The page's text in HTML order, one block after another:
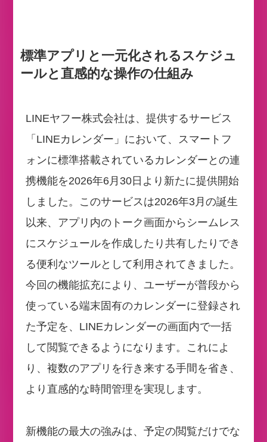
標準アプリと一元化されるスケジュ
ールと直感的な操作の仕組み
LINEヤフー株式会社は、提供するサービス
「LINEカレンダー」において、スマートフ
ォンに標準搭載されているカレンダーとの連
携機能を2026年6月30日より新たに提供開始
しました。このサービスは2026年3月の誕生
以来、アプリ内のトーク画面からシームレス
にスケジュールを作成したり共有したりでき
る便利なツールとして利用されてきました。
今回の機能拡充により、ユーザーが普段から
使っている端末固有のカレンダーに登録され
た予定を、LINEカレンダーの画面内で一括
して閲覧できるようになります。これによ
り、複数のアプリを行き来する手間を省き、
より直感的な時間管理を実現します。
新機能の最大の強みは、予定の閲覧だけでな